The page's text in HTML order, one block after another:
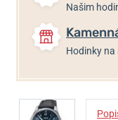
Našim
Hodinky na